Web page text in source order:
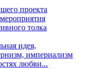
проекта
толка
идея,
империализм
любви...